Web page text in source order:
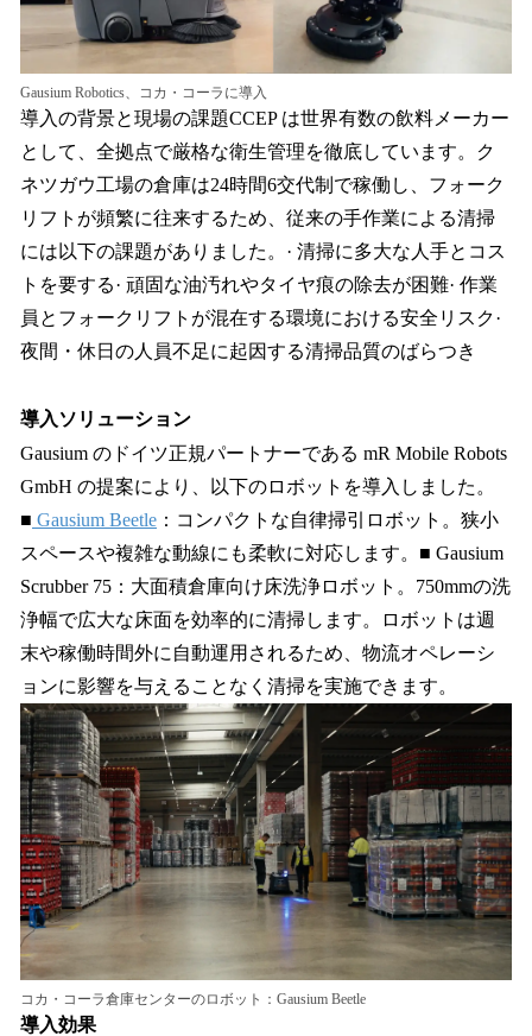
Gausium Robotics、コカ・コーラに導入
導入の背景と現場の課題CCEP は世界有数の飲料メーカー
として、全拠点で厳格な衛生管理を徹底しています。ク
ネツガウ工場の倉庫は24時間6交代制で稼働し、フォーク
リフトが頻繁に往来するため、従来の手作業による清掃
には以下の課題がありました。· 清掃に多大な人手とコス
トを要する· 頑固な油汚れやタイヤ痕の除去が困難· 作業
員とフォークリフトが混在する環境における安全リスク·
夜間・休日の人員不足に起因する清掃品質のばらつき
導入ソリューション
Gausium のドイツ正規パートナーである mR Mobile Robots
GmbH の提案により、以下のロボットを導入しました。
■ Gausium Beetle ：コンパクトな自律掃引ロボット。狭小
スペースや複雑な動線にも柔軟に対応します。■ Gausium
Scrubber 75：大面積倉庫向け床洗浄ロボット。750mmの洗
浄幅で広大な床面を効率的に清掃します。ロボットは週
末や稼働時間外に自動運用されるため、物流オペレーシ
ョンに影響を与えることなく清掃を実施できます。
コカ・コーラ倉庫センターのロボット：Gausium Beetle
導入効果